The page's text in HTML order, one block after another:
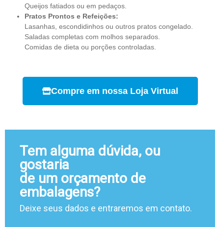
Queijos fatiados ou em pedaços.
Pratos Prontos e Refeições:
Lasanhas, escondidinhos ou outros pratos congelado.
Saladas completas com molhos separados.
Comidas de dieta ou porções controladas.
Compre em nossa Loja Virtual
Tem alguma dúvida, ou
gostaria
de um orçamento de
embalagens?
Deixe seus dados e entraremos em contato.